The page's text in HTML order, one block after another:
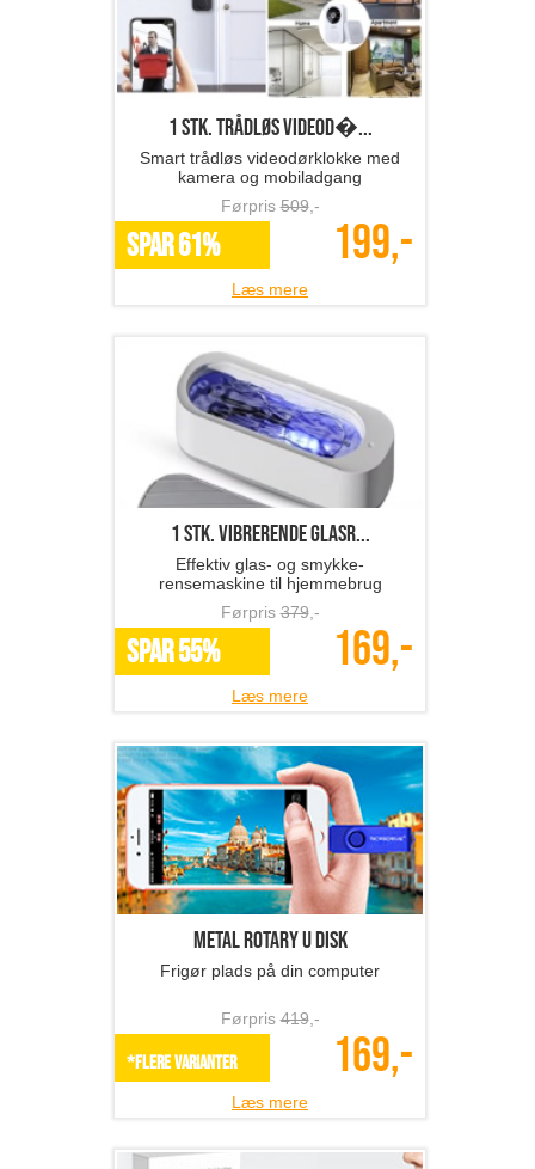
1 stk. trådløs videod�...
Smart trådløs videodørklokke med
kamera og mobiladgang
Førpris509,-
SPAR 61% 199,-
Læs mere
1 stk. vibrerende glasr...
Effektiv glas- og smykke-
rensemaskine til hjemmebrug
Førpris379,-
SPAR 55% 169,-
Læs mere
Metal Rotary U Disk
Frigør plads på din computer
Førpris419,-
*Flere varianter 169,-
Læs mere